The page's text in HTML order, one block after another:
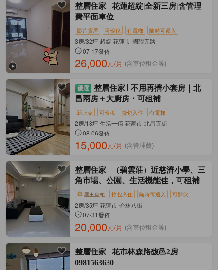
整層住家
花蓮超綻|全新三房|含管理
費平面車位
影片賞屋 可報稅 有電梯 隨時可遷入
3房/32坪 超綻 花蓮市-國聯五路
07-17發佈
26,000元/月 (含車位租金等)
整層住家
不用再擠小套房｜北
昌兩房＋大廚房・可租補
新上架 可報稅 拎包入住 有電梯
2房/18坪 生活一佰 花蓮市-北昌五街
08-06發佈
15,000元/月 (含管理費)
整層住家
（碧雲莊）近慈濟小學、三
角市場、公園、生活機能佳，可租補
屋主直租 拎包入住 隨時可遷入 可開伙
2房/35坪 花蓮市-介林八街
07-31發佈
20,000元/月 (含車位租金等)
整層住家
花市林森路馥邑2房
0981563630